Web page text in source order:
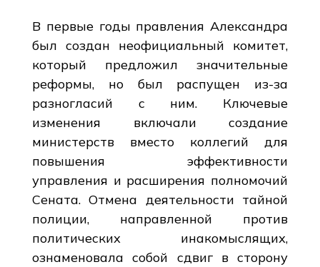
В первые годы правления Александра
был создан неофициальный комитет,
который предложил значительные
реформы, но был распущен из-за
разногласий с ним. Ключевые
изменения включали создание
министерств вместо коллегий для
повышения эффективности
управления и расширения полномочий
Сената. Отмена деятельности тайной
полиции, направленной против
политических инакомыслящих,
ознаменовала собой сдвиг в сторону